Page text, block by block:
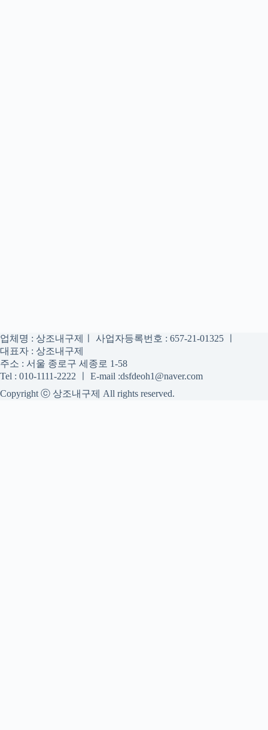
업체명 : 상조내구제ㅣ 사업자등록번호 : 657-21-01325 ㅣ
대표자 : 상조내구제
주소 : 서울 종로구 세종로 1-58
Tel : 010-1111-2222 ㅣ E-mail :dsfdeoh1@naver.com
Copyright ⓒ 상조내구제 All rights reserved.